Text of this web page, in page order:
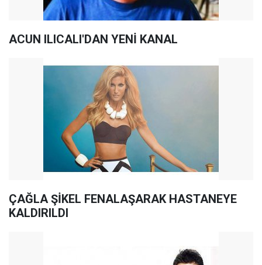
ACUN ILICALI'DAN YENİ KANAL
ÇAĞLA ŞİKEL FENALAŞARAK HASTANEYE
KALDIRILDI